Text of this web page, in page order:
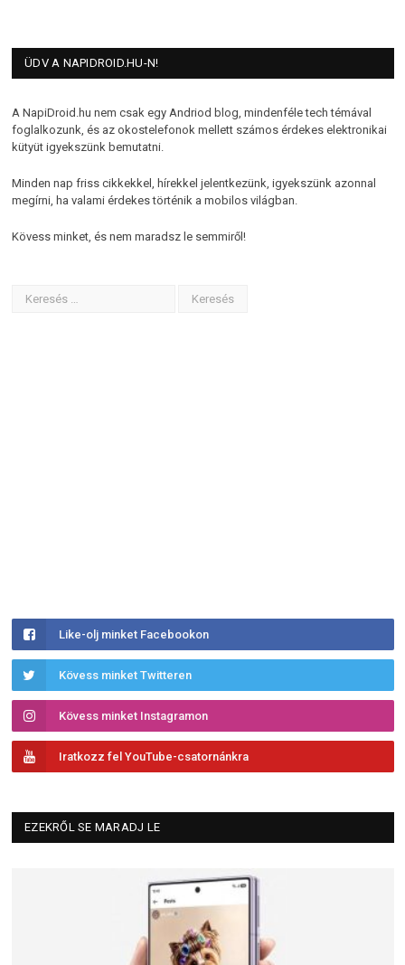
ÜDV A NAPIDROID.HU-N!
A NapiDroid.hu nem csak egy Andriod blog, mindenféle tech témával
foglalkozunk, és az okostelefonok mellett számos érdekes elektronikai
kütyüt igyekszünk bemutatni.
Minden nap friss cikkekkel, hírekkel jelentkezünk, igyekszünk azonnal
megírni, ha valami érdekes történik a mobilos világban.
Kövess minket, és nem maradsz le semmiről!
Like-olj minket Facebookon
Kövess minket Twitteren
Kövess minket Instagramon
Iratkozz fel YouTube-csatornánkra
EZEKRŐL SE MARADJ LE